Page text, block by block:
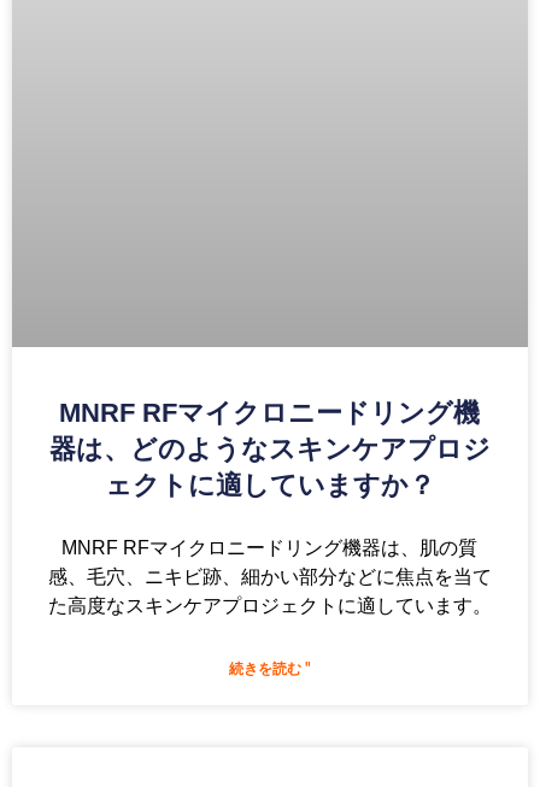
MNRF RFマイクロニードリング機
器は、どのようなスキンケアプロジ
ェクトに適していますか？
MNRF RFマイクロニードリング機器は、肌の質
感、毛穴、ニキビ跡、細かい部分などに焦点を当て
た高度なスキンケアプロジェクトに適しています。
続きを読む "